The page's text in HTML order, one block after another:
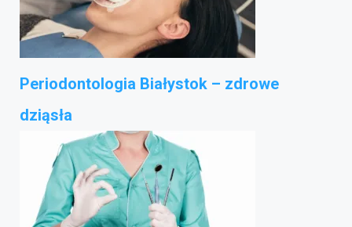
Periodontologia Białystok – zdrowe
dziąsła